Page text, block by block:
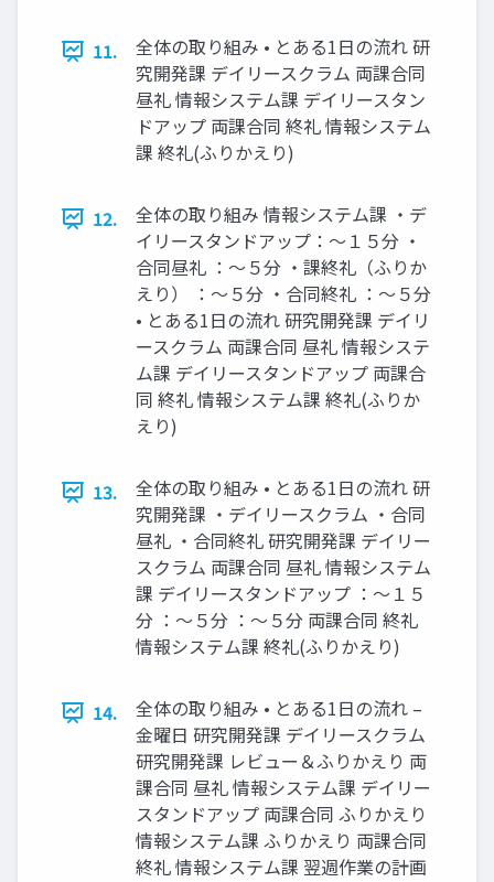
11.
全体の取り組み • とある1日の流れ 研
究開発課 デイリースクラム 両課合同
昼礼 情報システム課 デイリースタン
ドアップ 両課合同 終礼 情報システム
課 終礼(ふりかえり)
12.
全体の取り組み 情報システム課 ・デ
イリースタンドアップ：～１５分 ・
合同昼礼 ：～５分 ・課終礼（ふりか
えり） ：～５分 ・合同終礼 ：～５分
• とある1日の流れ 研究開発課 デイリ
ースクラム 両課合同 昼礼 情報システ
ム課 デイリースタンドアップ 両課合
同 終礼 情報システム課 終礼(ふりか
えり)
13.
全体の取り組み • とある1日の流れ 研
究開発課 ・デイリースクラム ・合同
昼礼 ・合同終礼 研究開発課 デイリー
スクラム 両課合同 昼礼 情報システム
課 デイリースタンドアップ ：～１５
分 ：～５分 ：～５分 両課合同 終礼
情報システム課 終礼(ふりかえり)
14.
全体の取り組み • とある1日の流れ –
金曜日 研究開発課 デイリースクラム
研究開発課 レビュー＆ふりかえり 両
課合同 昼礼 情報システム課 デイリー
スタンドアップ 両課合同 ふりかえり
情報システム課 ふりかえり 両課合同
終礼 情報システム課 翌週作業の計画